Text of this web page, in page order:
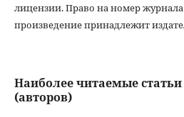
лицензии. Право на номер журнала
произведение принадлежит
Наиболее читаемые статьи
(авторов)